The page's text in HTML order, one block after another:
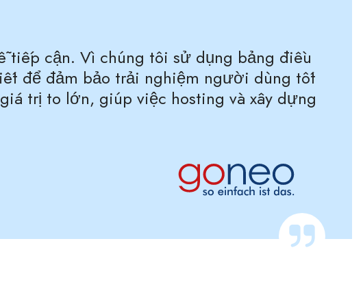
tiếp cận. Vì chúng tôi sử dụng bảng điều
để đảm bảo trải nghiệm người dùng tốt
trị to lớn, giúp việc hosting và xây dựng